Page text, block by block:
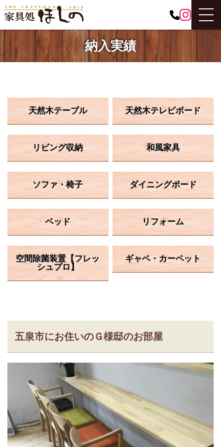
納入実績
天然木テーブル 天然木テレビボード
リビング収納 和風家具
ソファ・椅子 ダイニングボード
ベッド リフォーム
空間除菌装置【フレッ
シュプロ】
ギャベ・カーペット
五泉市にお住いのＧ様邸のお部屋